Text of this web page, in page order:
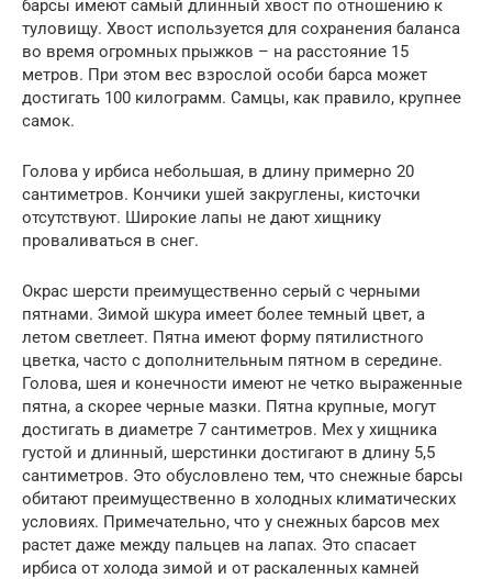
барсы имеют самый длинный хвост по отношению к
туловищу. Хвост используется для сохранения баланса
во время огромных прыжков – на расстояние 15
метров. При этом вес взрослой особи барса может
достигать 100 килограмм. Самцы, как правило, крупнее
самок.
Голова у ирбиса небольшая, в длину примерно 20
сантиметров. Кончики ушей закруглены, кисточки
отсутствуют. Широкие лапы не дают хищнику
проваливаться в снег.
Окрас шерсти преимущественно серый с черными
пятнами. Зимой шкура имеет более темный цвет, а
летом светлеет. Пятна имеют форму пятилистного
цветка, часто с дополнительным пятном в середине.
Голова, шея и конечности имеют не четко выраженные
пятна, а скорее черные мазки. Пятна крупные, могут
достигать в диаметре 7 сантиметров. Мех у хищника
густой и длинный, шерстинки достигают в длину 5,5
сантиметров. Это обусловлено тем, что снежные барсы
обитают преимущественно в холодных климатических
условиях. Примечательно, что у снежных барсов мех
растет даже между пальцев на лапах. Это спасает
ирбиса от холода зимой и от раскаленных камней